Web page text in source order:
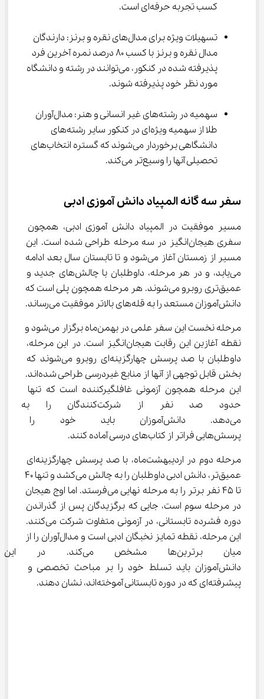
کسب تجربه حرفه‌ای است.
تسهیلات ویژه برای مدال‌های نقره و برنز: دارندگان
مدال نقره و برنز با کسب 80 درصد نمره آخرین فرد
پذیرفته شده در کنکور، می‌توانند در رشته و دانشگاه
مورد نظر خود پذیرفته شوند.
سهمیه در رشته‌های غیر انسانی و هنر: مدال‌آوران
طلا از سهمیه ویژه‌ای در کنکور سایر رشته‌های
دانشگاهی برخوردار می‌شوند که گستره انتخاب‌های
تحصیلی آنها را وسیع‌تر می‌کند.
سفر سه ‌گانه المپیاد دانش آموزی ادبی
مسیر موفقیت در المپیاد دانش آموزی ادبی، همچون
سفری هیجان‌انگیز در سه مرحله طراحی شده است. این
مسیر از زمستان آغاز می‌شود و تا تابستان سال بعد ادامه
می‌یابد، و در هر مرحله، داوطلبان با چالش‌های جدید و
عمیق‌تری روبرو می‌شوند. هر مرحله همچون پلی است که
دانش‌آموزان مستعد را به قله‌های بالاتر موفقیت می‌رساند.
مرحله نخست این سفر علمی در بهمن‌ماه برگزار می‌شود و
نقطه آغازین این رقابت هیجان‌انگیز است. در این مرحله،
داوطلبان با صد پرسش چهارگزینه‌ای روبرو می‌شوند که
بخش قابل توجهی از آنها از منابع غیردرسی طراحی شده‌اند.
این مرحله همچون آزمونی غافلگیرکننده است که تنها
حدود صد نفر از
می‌دهد. دانش‌آموزان باید خود
پرسش‌هایی فراتر از کتاب‌های درسی آماده کنند.
مرحله دوم در اردیبهشت‌ماه، با صد پرسش چهارگزینه‌ای
تا 45 نفر برتر را به مرحله نهایی می‌فرستد. اما اوج هیجان
در مرحله سوم است، جایی که برگزیدگان پس از گذراندن
دوره فشرده تابستانی، در آزمونی متفاوت شرکت می‌کنند.
این مرحله، نقطه تمایز نخبگان ادبی است و مدال‌آوران را از
میان برترین‌ها مشخص
دانش‌آموزان باید تسلط خود را بر مباحث تخصصی و
پیشرفته‌ای که در دوره تابستانی آموخته‌اند، نشان دهند.